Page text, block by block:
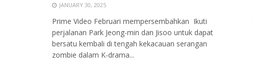
JANUARY 30, 2025
Prime Video Februari mempersembahkan Ikuti
perjalanan Park Jeong-min dan Jisoo untuk dapat
bersatu kembali di tengah kekacauan serangan
zombie dalam K-drama...